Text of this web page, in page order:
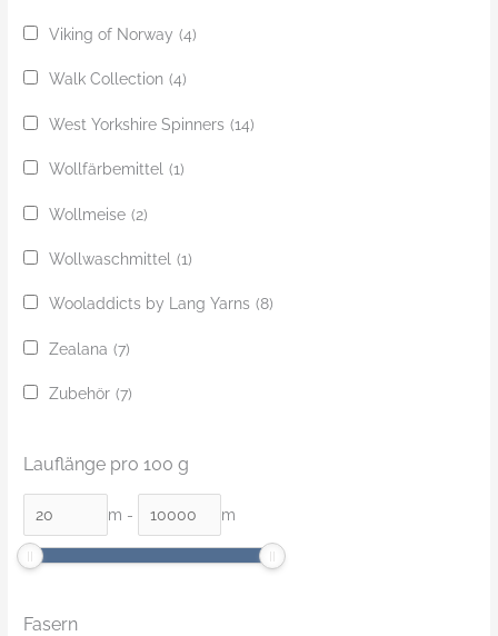
Viking of Norway (4)
Walk Collection (4)
West Yorkshire Spinners (14)
Wollfärbemittel (1)
Wollmeise (2)
Wollwaschmittel (1)
Wooladdicts by Lang Yarns (8)
Zealana (7)
Zubehör (7)
Lauflänge pro 100 g
m - m
Fasern